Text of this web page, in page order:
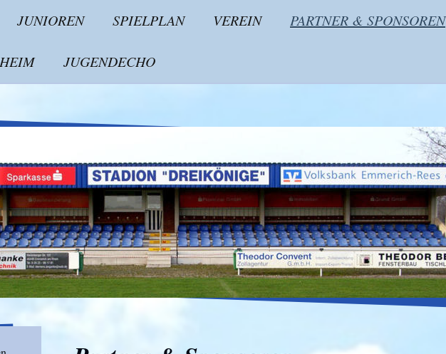
JUNIOREN SPIELPLAN VEREIN PARTNER & SPONSOREN
JUGENDECHO